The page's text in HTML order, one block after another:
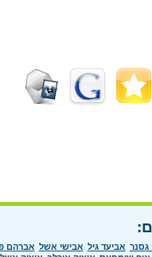
גסנר אביעד גיל אבישי אשל אברהם